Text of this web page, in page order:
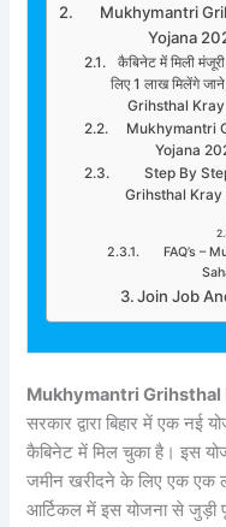
Mukhymantri
Yojana
कैबिनेट में मिली
लिए 1 लाख मिलेंगे
Grihsthal
Mukhymantri
Yojana
Step By
Grihsthal Kray
FAQ’s –
Join Job
Mukhymantri Grihsthal
सरकार द्वारा बिहार में एक नई
कैबिनेट में मिल चुका है। इस
जमीन खरीदने के लिए एक एक
आर्टिकल में इस योजना से जुड़ी